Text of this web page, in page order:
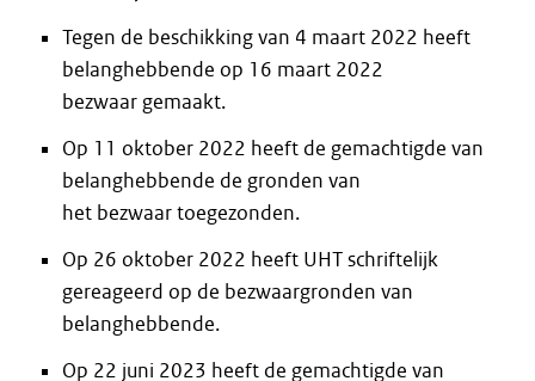
Tegen de beschikking van 4 maart 2022 heeft
belanghebbende op 16 maart 2022
bezwaar gemaakt.
Op 11 oktober 2022 heeft de gemachtigde van
belanghebbende de gronden van
het bezwaar toegezonden.
Op 26 oktober 2022 heeft UHT schriftelijk
gereageerd op de bezwaargronden van
belanghebbende.
Op 22 juni 2023 heeft de gemachtigde van